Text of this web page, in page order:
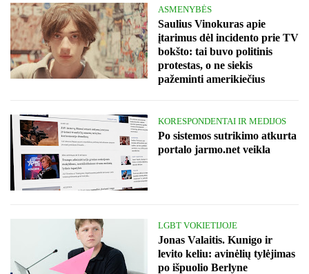
ASMENYBĖS
Saulius Vinokuras apie
įtarimus dėl incidento prie TV
bokšto: tai buvo politinis
protestas, o ne siekis
pažeminti amerikiečius
KORESPONDENTAI IR MEDIJOS
Po sistemos sutrikimo atkurta
portalo jarmo.net veikla
LGBT VOKIETIJOJE
Jonas Valaitis. Kunigo ir
levito keliu: avinėlių tylėjimas
po išpuolio Berlyne